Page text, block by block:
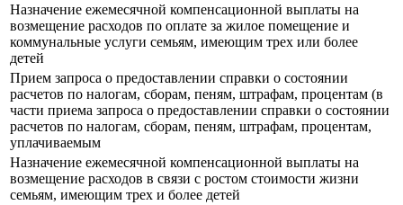
Назначение ежемесячной компенсационной выплаты на
возмещение расходов по оплате за жилое помещение и
коммунальные услуги семьям, имеющим трех или более
детей
Прием запроса о предоставлении справки о состоянии
расчетов по налогам, сборам, пеням, штрафам, процентам (в
части приема запроса о предоставлении справки о состоянии
расчетов по налогам, сборам, пеням, штрафам, процентам,
уплачиваемым
Назначение ежемесячной компенсационной выплаты на
возмещение расходов в связи с ростом стоимости жизни
семьям, имеющим трех и более детей